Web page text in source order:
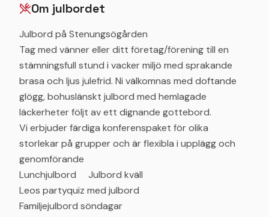
Om julbordet
Julbord på Stenungsögården
Tag med vänner eller ditt företag/förening till en
stämningsfull stund i vacker miljö med sprakande
brasa och ljus julefrid. Ni välkomnas med doftande
glögg, bohuslänskt julbord med hemlagade
läckerheter följt av ett dignande gottebord.
Vi erbjuder färdiga konferenspaket för olika
storlekar på grupper och är flexibla i upplägg och
genomförande
Lunchjulbord Julbord kväll
Leos partyquiz med julbord
Familjejulbord söndagar